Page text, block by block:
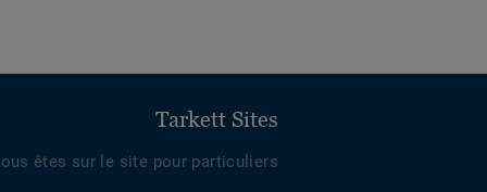
Tarkett Sites
êtes sur le site pour particuliers